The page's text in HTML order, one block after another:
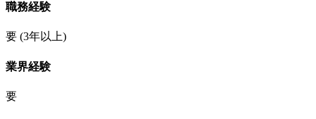
職務経験
要 (3年以上)
業界経験
要